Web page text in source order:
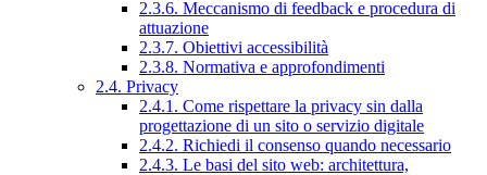
2.3.6. Meccanismo di feedback e procedura di
attuazione
2.3.7. Obiettivi accessibilità
2.3.8. Normativa e approfondimenti
2.4. Privacy
2.4.1. Come rispettare la privacy sin dalla
progettazione di un sito o servizio digitale
2.4.2. Richiedi il consenso quando necessario
2.4.3. Le basi del sito web: architettura,